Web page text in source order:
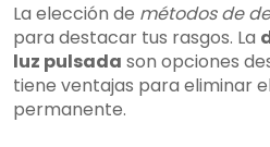
La elección de métodos de
para destacar tus rasgos. La
luz pulsada son opciones
tiene ventajas para eliminar
permanente.